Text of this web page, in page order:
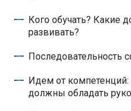
Кого обучать? Какие
развивать?
Последовательность
Идем от
должны обладать